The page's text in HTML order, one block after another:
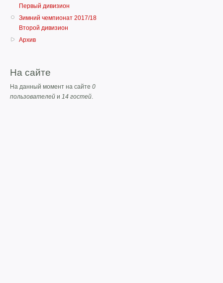
Первый дивизион
Зимний чемпионат 2017/18
Второй дивизион
Архив
На сайте
На данный момент на сайте 0
пользователей и 14 гостей.